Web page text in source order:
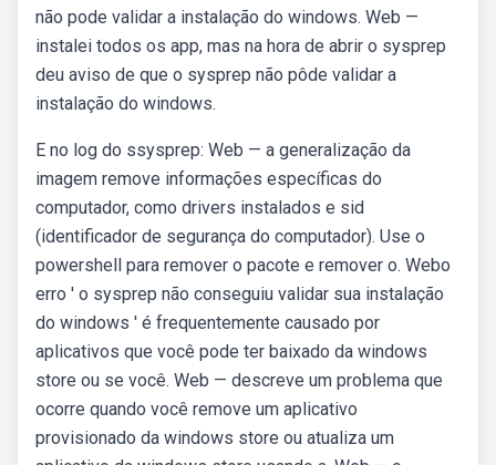
não pode validar a instalação do windows. Web —
instalei todos os app, mas na hora de abrir o sysprep
deu aviso de que o sysprep não pôde validar a
instalação do windows.
E no log do ssysprep: Web — a generalização da
imagem remove informações específicas do
computador, como drivers instalados e sid
(identificador de segurança do computador). Use o
powershell para remover o pacote e remover o. Webo
erro ' o sysprep não conseguiu validar sua instalação
do windows ' é frequentemente causado por
aplicativos que você pode ter baixado da windows
store ou se você. Web — descreve um problema que
ocorre quando você remove um aplicativo
provisionado da windows store ou atualiza um